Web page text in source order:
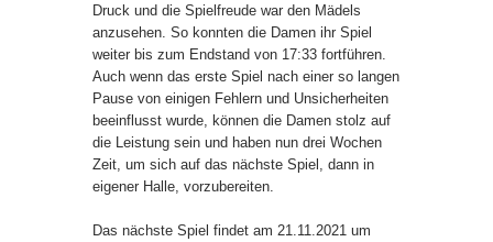
Druck und die Spielfreude war den Mädels
anzusehen. So konnten die Damen ihr Spiel
weiter bis zum Endstand von 17:33 fortführen.
Auch wenn das erste Spiel nach einer so langen
Pause von einigen Fehlern und Unsicherheiten
beeinflusst wurde, können die Damen stolz auf
die Leistung sein und haben nun drei Wochen
Zeit, um sich auf das nächste Spiel, dann in
eigener Halle, vorzubereiten.
Das nächste Spiel findet am 21.11.2021 um